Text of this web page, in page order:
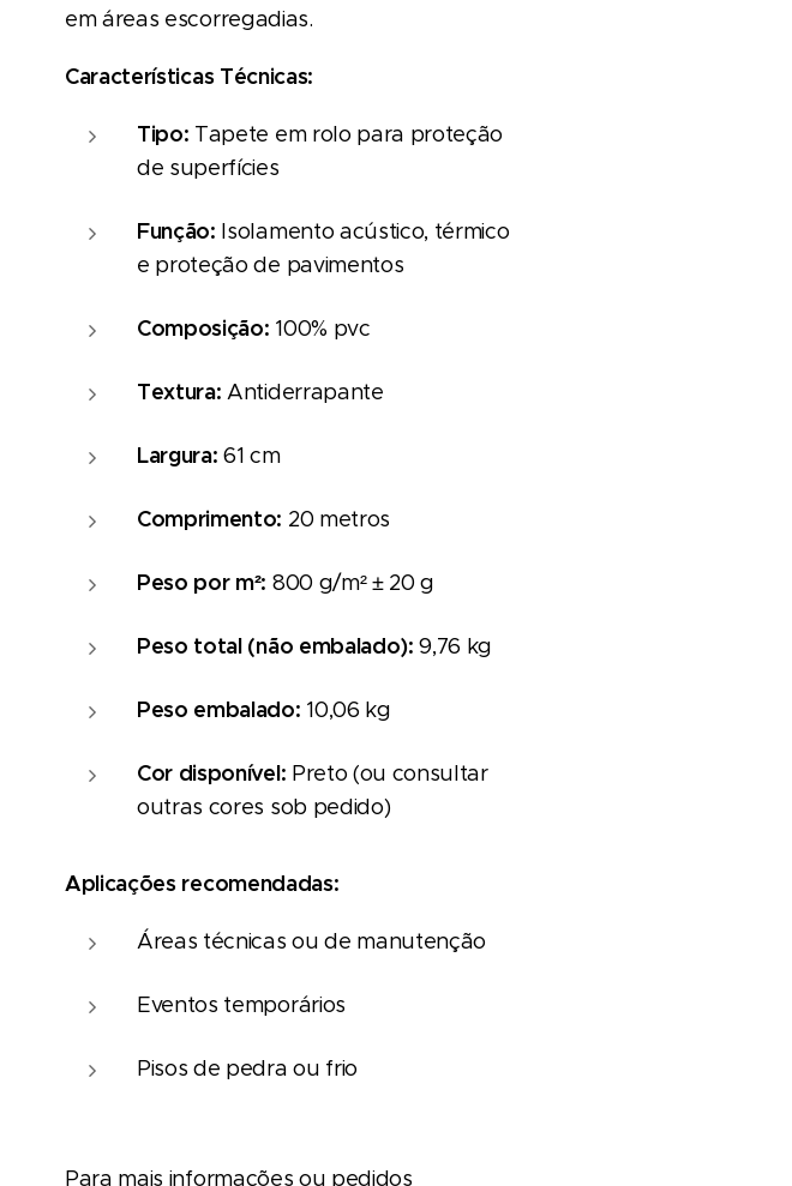
em áreas escorregadias.
Características Técnicas:
Tipo: Tapete em rolo para proteção
de superfícies
Função: Isolamento acústico, térmico
e proteção de pavimentos
Composição: 100% pvc
Textura: Antiderrapante
Largura: 61 cm
Comprimento: 20 metros
Peso por m²: 800 g/m² ± 20 g
Peso total (não embalado): 9,76 kg
Peso embalado: 10,06 kg
Cor disponível: Preto (ou consultar
outras cores sob pedido)
Aplicações recomendadas:
Áreas técnicas ou de manutenção
Eventos temporários
Pisos de pedra ou frio
Para mais informações ou pedidos